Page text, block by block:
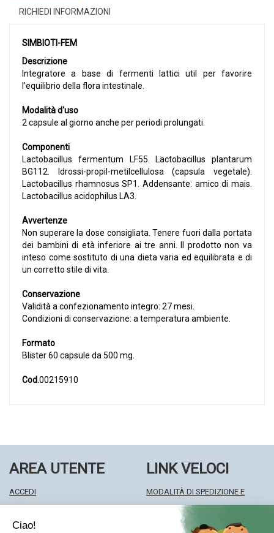
RICHIEDI INFORMAZIONI
SIMBIOTI-FEM
Descrizione
Integratore a base di fermenti lattici util per favorire
l’equilibrio della flora intestinale.
Modalità d'uso
2 capsule al giorno anche per periodi prolungati.
Componenti
Lactobacillus fermentum LF55. Lactobacillus plantarum
BG112. Idrossi-propil-metilcellulosa (capsula vegetale).
Lactobacillus rhamnosus SP1. Addensante: amico di mais.
Lactobacillus acidophilus LA3.
Avvertenze
Non superare la dose consigliata. Tenere fuori dalla portata
dei bambini di età inferiore ai tre anni. Il prodotto non va
inteso come sostituto di una dieta varia ed equilibrata e di
un corretto stile di vita.
Conservazione
Validità a confezionamento integro: 27 mesi.
Condizioni di conservazione: a temperatura ambiente.
Formato
Blister 60 capsule da 500 mg.
Cod.00215910
AREA UTENTE
ACCEDI
WISHLIST
LINK VELOCI
MODALITÀ DI SPEDIZIONE E
MODALITÀ DI PAGAMENTO